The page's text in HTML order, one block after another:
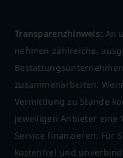
Transparenzhinweis: An
nehmen zahlreiche,
zusammenarbeiten.
Vermittlung zu Stande
jeweiligen Anbieter eine
Service finanzieren. Für
kostenfrei und